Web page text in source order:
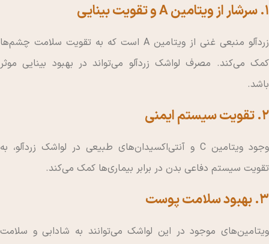
۱. سرشار از ویتامین A و تقویت بینایی
زردآلو منبعی غنی از ویتامین A است که به تقویت سلامت چشم‌ها
کمک می‌کند. مصرف لواشک زردآلو می‌تواند در بهبود بینایی موثر
باشد.
۲. تقویت سیستم ایمنی
وجود ویتامین C و آنتی‌اکسیدان‌های طبیعی در لواشک زردآلو، به
تقویت سیستم دفاعی بدن در برابر بیماری‌ها کمک می‌کند.
۳. بهبود سلامت پوست
ویتامین‌های موجود در این لواشک می‌توانند به شادابی و سلامت